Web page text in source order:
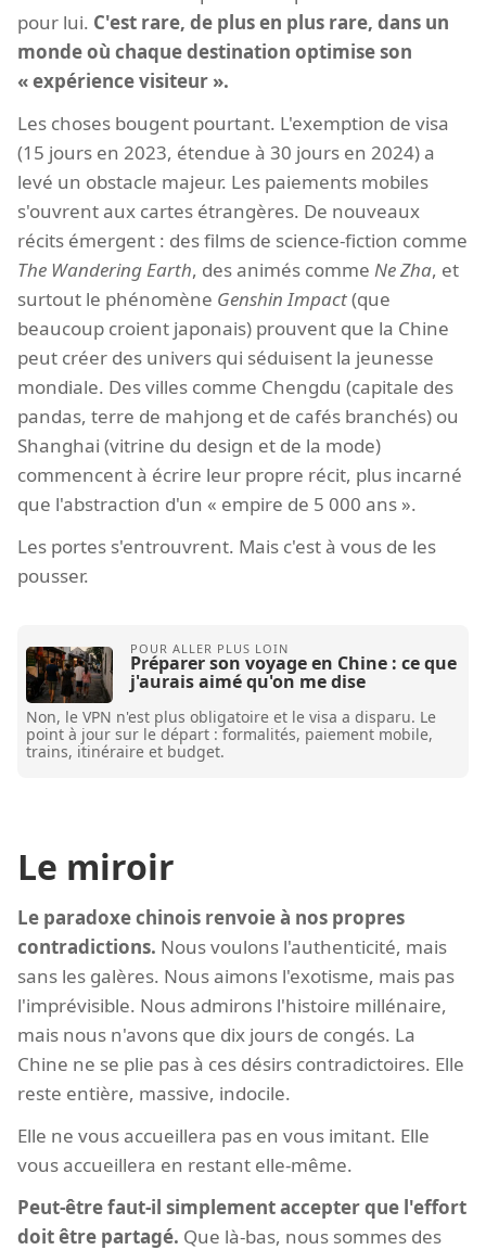
pour lui. C'est rare, de plus en plus rare, dans un
monde où chaque destination optimise son
« expérience visiteur ».
Les choses bougent pourtant. L'exemption de visa
(15 jours en 2023, étendue à 30 jours en 2024) a
levé un obstacle majeur. Les paiements mobiles
s'ouvrent aux cartes étrangères. De nouveaux
récits émergent : des films de science-fiction comme
The Wandering Earth, des animés comme Ne Zha, et
surtout le phénomène Genshin Impact(que
beaucoup croient japonais) prouvent que la Chine
peut créer des univers qui séduisent la jeunesse
mondiale. Des villes comme Chengdu (capitale des
pandas, terre de mahjong et de cafés branchés) ou
Shanghai (vitrine du design et de la mode)
commencent à écrire leur propre récit, plus incarné
que l'abstraction d'un « empire de 5 000 ans ».
Les portes s'entrouvrent. Mais c'est à vous de les
pousser.
Préparer son voyage en Chine : ce que
j'aurais aimé qu'on me dise
Non, le VPN n'est plus obligatoire et le visa a disparu. Le
point à jour sur le départ : formalités, paiement mobile,
trains, itinéraire et budget.
Le miroir
Le paradoxe chinois renvoie à nos propres
contradictions. Nous voulons l'authenticité, mais
sans les galères. Nous aimons l'exotisme, mais pas
l'imprévisible. Nous admirons l'histoire millénaire,
mais nous n'avons que dix jours de congés. La
Chine ne se plie pas à ces désirs contradictoires. Elle
reste entière, massive, indocile.
Elle ne vous accueillera pas en vous imitant. Elle
vous accueillera en restant elle-même.
Peut-être faut-il simplement accepter que l'effort
doit être partagé. Que là-bas, nous sommes des